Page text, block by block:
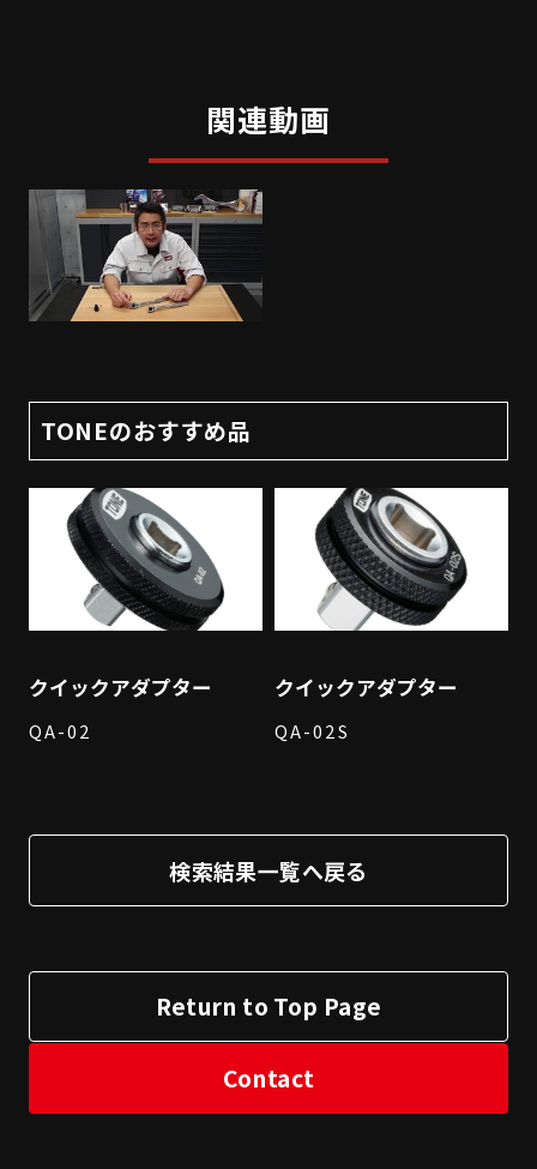
関連動画
TONEのおすすめ品
クイックアダプター
QA-02
クイックアダプター
QA-02S
検索結果一覧へ戻る
Return to Top Page
Contact